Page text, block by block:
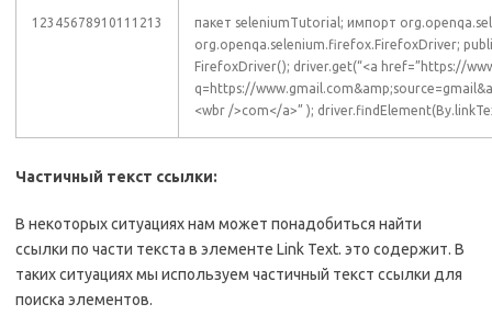
12345678910111213
пакет seleniumTutorial; импорт
org.openqa.selenium.firefox.FirefoxDriver;
FirefoxDriver(); driver.get(“<a href=”https://
q=https://
<wbr />com</a>” );
Частичный текст ссылки:
В некоторых ситуациях нам может понадобиться найти
ссылки по части текста в элементе Link Text. это содержит. В
таких ситуациях мы используем частичный текст ссылки для
поиска элементов.